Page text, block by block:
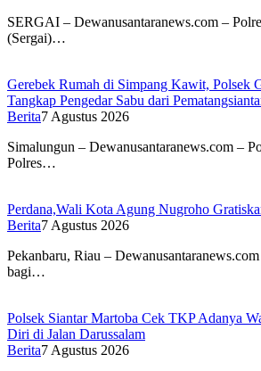
SERGAI – Dewanusantaranews.com –
(Sergai)…
Gerebek Rumah di Simpang Kawit, Polsek
Tangkap Pengedar Sabu dari
Berita7 Agustus 2026
Simalungun – Dewanusantaranews.com –
Polres…
Perdana,Wali Kota Agung Nugroho
Berita7 Agustus 2026
Pekanbaru, Riau –
bagi…
Polsek Siantar Martoba Cek TKP Adanya
Diri di Jalan Darussalam
Berita7 Agustus 2026